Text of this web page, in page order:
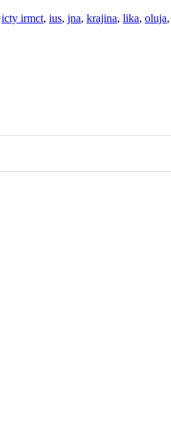
icty irmct, ius, jna, krajina, lika, oluja,